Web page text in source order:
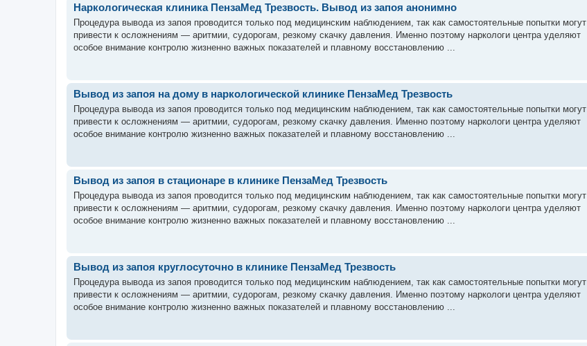
Наркологическая клиника ПензаМед Трезвость. Вывод из запоя анонимно
Процедура вывода из запоя проводится только под медицинским наблюдением, так как самостоятельные попытки могут
привести к осложнениям — аритмии, судорогам, резкому скачку давления. Именно поэтому наркологи центра уделяют
особое внимание контролю жизненно важных показателей и плавному восстановлению ...
Вывод из запоя на дому в наркологической клинике ПензаМед Трезвость
Процедура вывода из запоя проводится только под медицинским наблюдением, так как самостоятельные попытки могут
привести к осложнениям — аритмии, судорогам, резкому скачку давления. Именно поэтому наркологи центра уделяют
особое внимание контролю жизненно важных показателей и плавному восстановлению ...
Вывод из запоя в стационаре в клинике ПензаМед Трезвость
Процедура вывода из запоя проводится только под медицинским наблюдением, так как самостоятельные попытки могут
привести к осложнениям — аритмии, судорогам, резкому скачку давления. Именно поэтому наркологи центра уделяют
особое внимание контролю жизненно важных показателей и плавному восстановлению ...
Вывод из запоя круглосуточно в клинике ПензаМед Трезвость
Процедура вывода из запоя проводится только под медицинским наблюдением, так как самостоятельные попытки могут
привести к осложнениям — аритмии, судорогам, резкому скачку давления. Именно поэтому наркологи центра уделяют
особое внимание контролю жизненно важных показателей и плавному восстановлению ...